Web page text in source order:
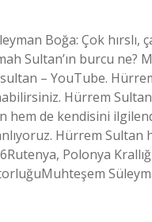
Boğa: Çok hırslı,
Sultan’ın burcu ne?
– YouTube. Hürrem
Hürrem
hem de kendisini
Hürrem Sultan
Polonya